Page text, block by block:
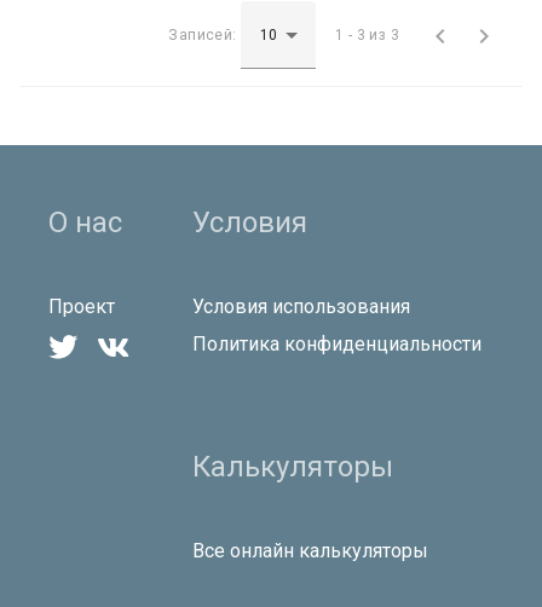
Записей: 1 - 3 из 3  
О нас
Проект
 
Условия
Условия использования
Политика конфиденциальности
Калькуляторы
Все онлайн калькуляторы